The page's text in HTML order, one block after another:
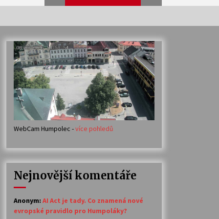
Veselí muzikanti
30. 7. 2026
Votavžatský ploty
23. 7. 2026
14. 7. 2026
30. 6. 2026
WebCam Humpolec -více pohledů
Nejnovější komentáře
Anonym: AI Act je tady. Co znamená nové
evropské pravidlo pro Humpoláky?